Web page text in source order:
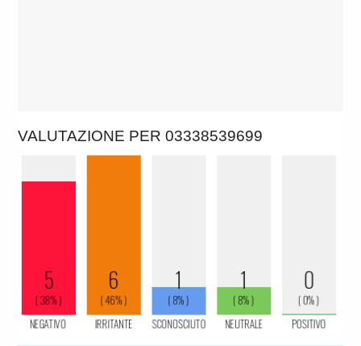
VALUTAZIONE PER 03338539699